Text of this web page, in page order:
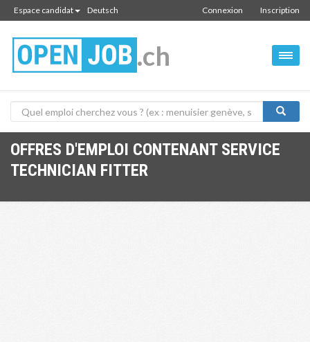
Espace candidat Deutsch Inscription
Connexion
.ch
OFFRES D'EMPLOI CONTENANT SERVICE
TECHNICIAN FITTER